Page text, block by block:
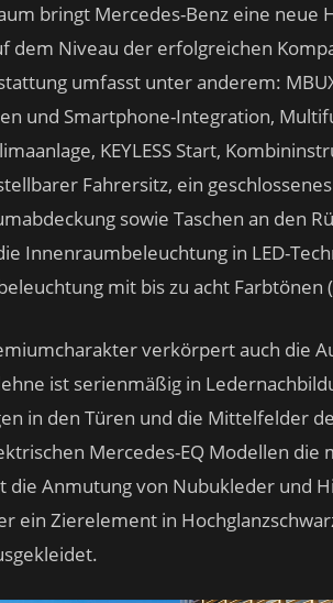
bringt Mercedes-Benz eine neue
dem Niveau der erfolgreichen
umfasst unter anderem:
und Smartphone-Integration,
KEYLESS Start,
Fahrersitz, ein
sowie Taschen an den
Innenraumbeleuchtung in LED-
mit bis zu acht Farbtönen
verkörpert auch die
ist serienmäßig in
in den Türen und die Mittelfelder
Mercedes-EQ Modellen die
die Anmutung von Nubukleder und
ein Zierelement in